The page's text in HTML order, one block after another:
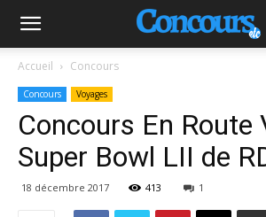
Accueil Concours
Concours Voyages
Concours En Route
Super Bowl LII de
18 décembre 2017 413 1